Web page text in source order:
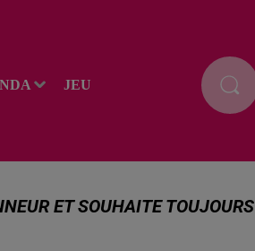
JEU
ET SOUHAITE TOUJOURS